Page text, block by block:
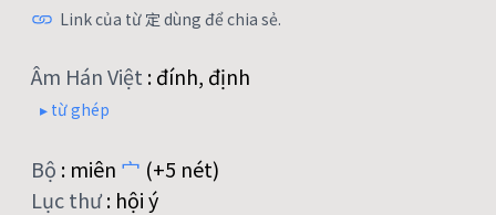
Link của từ 定 dùng để chia sẻ.
Âm Hán Việt :đính, định
▸ từ ghép
Bộ : miên 宀 (+5 nét)
Lục thư: hội ý